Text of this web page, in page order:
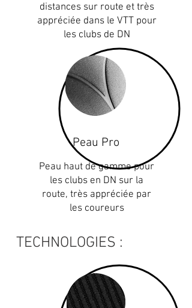
distances sur route et très
appréciée dans le VTT pour
les clubs de DN
Peau Pro
Peau haut de gamme pour
les clubs en DN sur la
route, très appréciée par
les coureurs
TECHNOLOGIES :